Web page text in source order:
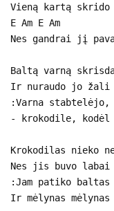
Vieną kartą skrido
E Am E Am
Nes gandrai jį
Baltą varną
Ir nuraudo jo žali
:Varna stabtelėjo,
- krokodile,
Krokodilas nieko
Nes jis buvo labai
:Jam patiko
Ir mėlynas